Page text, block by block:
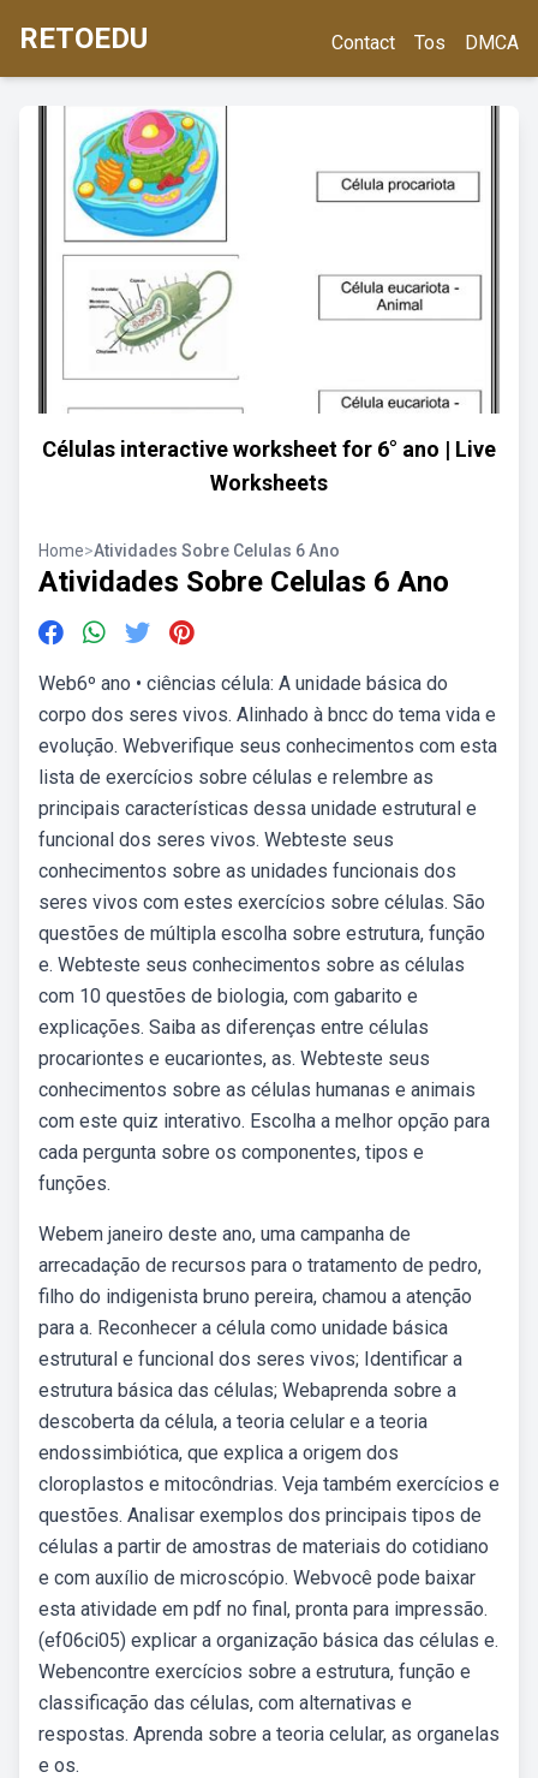
RETOEDU Contact Tos DMCA
Células interactive worksheet for 6° ano | Live
Worksheets
Home>Atividades Sobre Celulas 6 Ano
Atividades Sobre Celulas 6 Ano
Web6º ano • ciências célula: A unidade básica do
corpo dos seres vivos. Alinhado à bncc do tema vida e
evolução. Webverifique seus conhecimentos com esta
lista de exercícios sobre células e relembre as
principais características dessa unidade estrutural e
funcional dos seres vivos. Webteste seus
conhecimentos sobre as unidades funcionais dos
seres vivos com estes exercícios sobre células. São
questões de múltipla escolha sobre estrutura, função
e. Webteste seus conhecimentos sobre as células
com 10 questões de biologia, com gabarito e
explicações. Saiba as diferenças entre células
procariontes e eucariontes, as. Webteste seus
conhecimentos sobre as células humanas e animais
com este quiz interativo. Escolha a melhor opção para
cada pergunta sobre os componentes, tipos e
funções.
Webem janeiro deste ano, uma campanha de
arrecadação de recursos para o tratamento de pedro,
filho do indigenista bruno pereira, chamou a atenção
para a. Reconhecer a célula como unidade básica
estrutural e funcional dos seres vivos; Identificar a
estrutura básica das células; Webaprenda sobre a
descoberta da célula, a teoria celular e a teoria
endossimbiótica, que explica a origem dos
cloroplastos e mitocôndrias. Veja também exercícios e
questões. Analisar exemplos dos principais tipos de
células a partir de amostras de materiais do cotidiano
e com auxílio de microscópio. Webvocê pode baixar
esta atividade em pdf no final, pronta para impressão.
(ef06ci05) explicar a organização básica das células e.
Webencontre exercícios sobre a estrutura, função e
classificação das células, com alternativas e
respostas. Aprenda sobre a teoria celular, as organelas
e os.